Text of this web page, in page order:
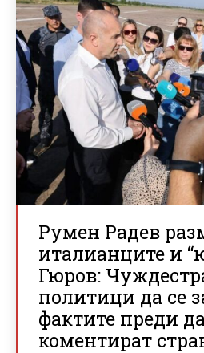
Румен Радев
италианците и
Гюров:
политици да се
фактите преди да
коментират